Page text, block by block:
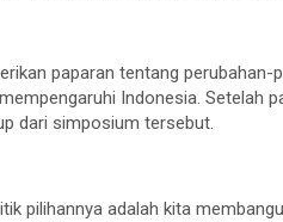
paparan tentang perubahan-
Indonesia. Setelah
dari simposium tersebut.
pilihannya adalah kita